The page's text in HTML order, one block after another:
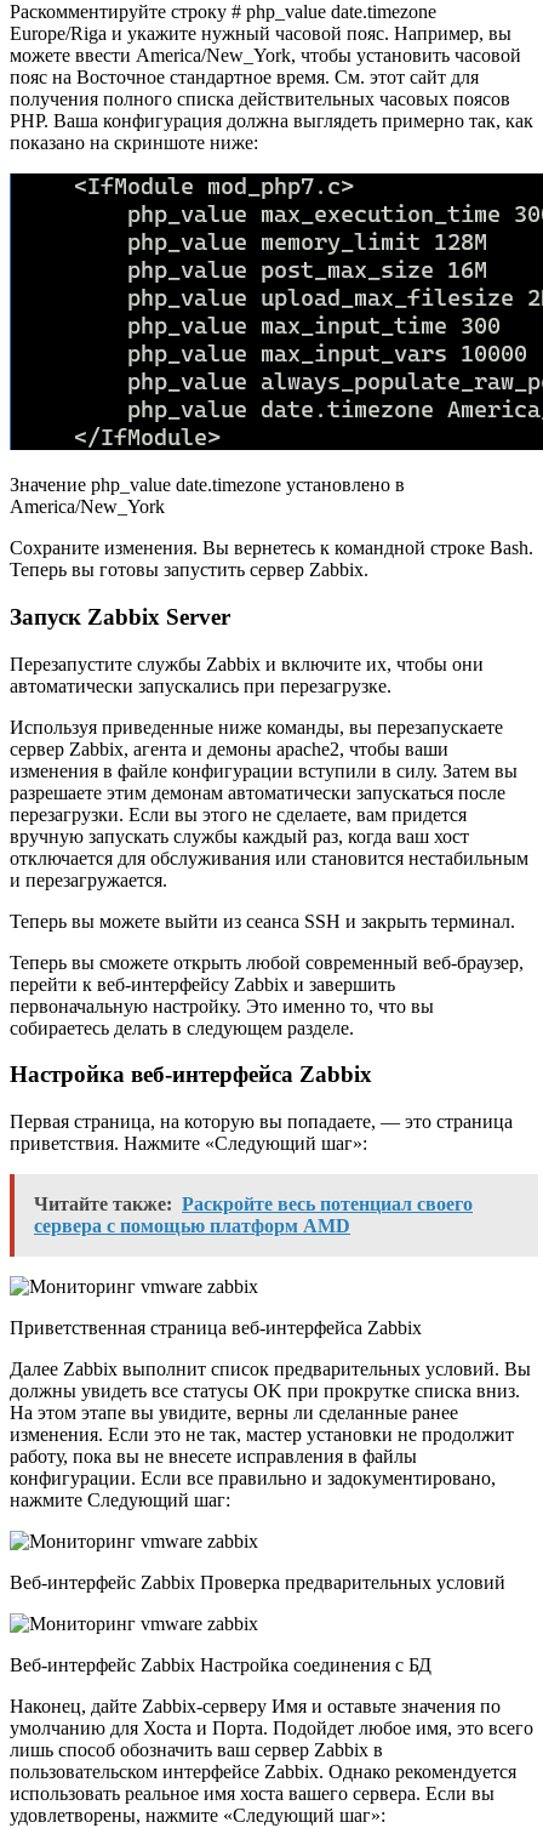
Раскомментируйте строку # php_value date.timezone
Europe/Riga и укажите нужный часовой пояс. Например, вы
можете ввести America/New_York, чтобы установить часовой
пояс на Восточное стандартное время. См. этот сайт для
получения полного списка действительных часовых поясов
PHP. Ваша конфигурация должна выглядеть примерно так, как
показано на скриншоте ниже:
Значение php_value date.timezone установлено в
America/New_York
Сохраните изменения. Вы вернетесь к командной строке Bash.
Теперь вы готовы запустить сервер Zabbix.
Запуск Zabbix Server
Перезапустите службы Zabbix и включите их, чтобы они
автоматически запускались при перезагрузке.
Используя приведенные ниже команды, вы перезапускаете
сервер Zabbix, агента и демоны apache2, чтобы ваши
изменения в файле конфигурации вступили в силу. Затем вы
разрешаете этим демонам автоматически запускаться после
перезагрузки. Если вы этого не сделаете, вам придется
вручную запускать службы каждый раз, когда ваш хост
отключается для обслуживания или становится нестабильным
и перезагружается.
Теперь вы можете выйти из сеанса SSH и закрыть терминал.
Теперь вы сможете открыть любой современный веб-браузер,
перейти к веб-интерфейсу Zabbix и завершить
первоначальную настройку. Это именно то, что вы
собираетесь делать в следующем разделе.
Настройка веб-интерфейса Zabbix
Первая страница, на которую вы попадаете, — это страница
приветствия. Нажмите «Следующий шаг»:
Читайте также: Раскройте весь потенциал своего
сервера с помощью платформ AMD
Приветственная страница веб-интерфейса Zabbix
Далее Zabbix выполнит список предварительных условий. Вы
должны увидеть все статусы OK при прокрутке списка вниз.
На этом этапе вы увидите, верны ли сделанные ранее
изменения. Если это не так, мастер установки не продолжит
работу, пока вы не внесете исправления в файлы
конфигурации. Если все правильно и задокументировано,
нажмите Следующий шаг:
Веб-интерфейс Zabbix Проверка предварительных условий
Веб-интерфейс Zabbix Настройка соединения с БД
Наконец, дайте Zabbix-серверу Имя и оставьте значения по
умолчанию для Хоста и Порта. Подойдет любое имя, это всего
лишь способ обозначить ваш сервер Zabbix в
пользовательском интерфейсе Zabbix. Однако рекомендуется
использовать реальное имя хоста вашего сервера. Если вы
удовлетворены, нажмите «Следующий шаг»: